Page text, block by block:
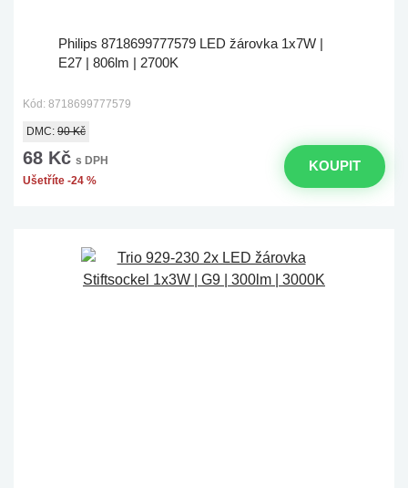
Philips 8718699777579 LED žárovka 1x7W |
E27 | 806lm | 2700K
Kód: 8718699777579
DMC: 90 Kč
68 Kč s DPH
Ušetříte -24 %
KOUPIT